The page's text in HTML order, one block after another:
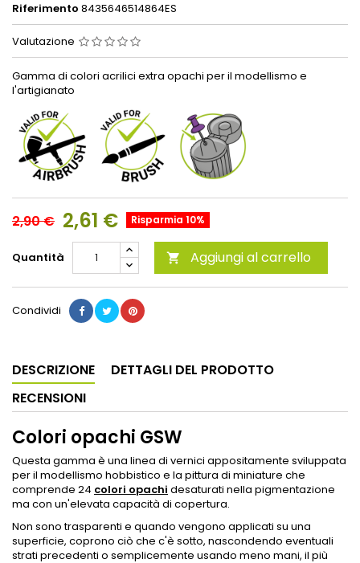
Riferimento 8435646514864ES
Valutazione
Gamma di colori acrilici extra opachi per il modellismo e
l'artigianato
2,90 € 2,61 € Risparmia 10%
Quantità  Aggiungi al carrello
Condividi
DESCRIZIONE
DETTAGLI DEL PRODOTTO
RECENSIONI
Colori opachi GSW
Questa gamma è una linea di vernici appositamente sviluppata
per il modellismo hobbistico e la pittura di miniature che
comprende 24 colori opachi desaturati nella pigmentazione
ma con un'elevata capacità di copertura.
Non sono trasparenti e quando vengono applicati su una
superficie, coprono ciò che c'è sotto, nascondendo eventuali
strati precedenti o semplicemente usando meno mani, il più